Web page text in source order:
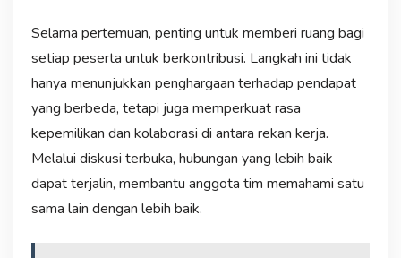
Selama pertemuan, penting untuk memberi ruang bagi
setiap peserta untuk berkontribusi. Langkah ini tidak
hanya menunjukkan penghargaan terhadap pendapat
yang berbeda, tetapi juga memperkuat rasa
kepemilikan dan kolaborasi di antara rekan kerja.
Melalui diskusi terbuka, hubungan yang lebih baik
dapat terjalin, membantu anggota tim memahami satu
sama lain dengan lebih baik.